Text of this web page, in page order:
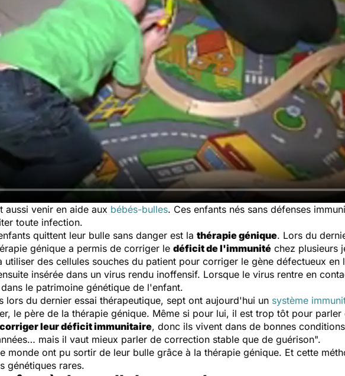
aussi venir en aide aux bébés-bulles. Ces enfants nés sans défenses
toute infection.
quittent leur bulle sans danger est la thérapie génique. Lors du
génique a permis de corriger le déficit de l'immunité chez plusieurs
utiliser des cellules souches du patient pour corriger le gène défectueux en
insérée dans un virus rendu inoffensif. Lorsque le virus rentre en
le patrimoine génétique de l'enfant.
lors du dernier essai thérapeutique, sept ont aujourd'hui un système
le père de la thérapie génique. Même si pour lui, il est trop tôt pour
corriger leur déficit immunitaire, donc ils vivent dans de bonnes
mais il vaut mieux parler de correction stable que de guérison".
monde ont pu sortir de leur bulle grâce à la thérapie génique. Et cette
génétiques rares.